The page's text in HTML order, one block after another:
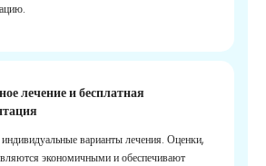
лечение и бесплатная
варианты лечения. Оценки,
экономичными и обеспечивают